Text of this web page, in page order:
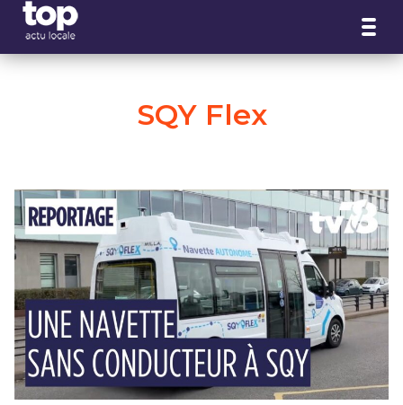
SQY Flex
Panneau de gestion des cookies